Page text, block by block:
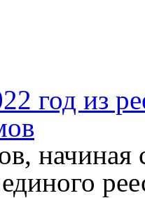
год из
начиная